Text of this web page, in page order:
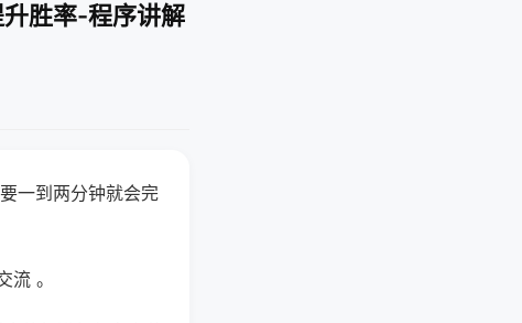
胜率-程序讲解
一到两分钟就会完
。